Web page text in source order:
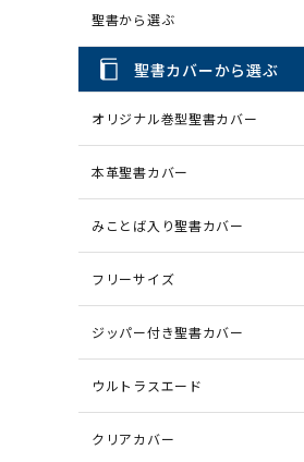
聖書から選ぶ
聖書カバーから選ぶ
オリジナル巻型聖書カバー
本革聖書カバー
みことば入り聖書カバー
フリーサイズ
ジッパー付き聖書カバー
ウルトラスエード
クリアカバー